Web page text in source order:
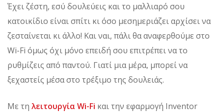
Έχει ζέστη, εσύ δουλεύεις και το μαλλιαρό σου
κατοικίδιο είναι σπίτι κι όσο μεσημεριάζει αρχίσει να
ζεσταίνεται κι άλλο! Και ναι, πάλι θα αναφερθούμε στο
Wi-Fi όμως όχι μόνο επειδή σου επιτρέπει να το
ρυθμίζεις από παντού. Γιατί μια μέρα, μπορεί να
ξεχαστείς μέσα στο τρέξιμο της δουλειάς.
Με τη λειτουργία Wi-Fi και την εφαρμογή Inventor